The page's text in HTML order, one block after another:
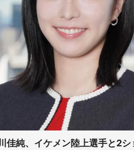
佳純、イケメン陸上選手と2